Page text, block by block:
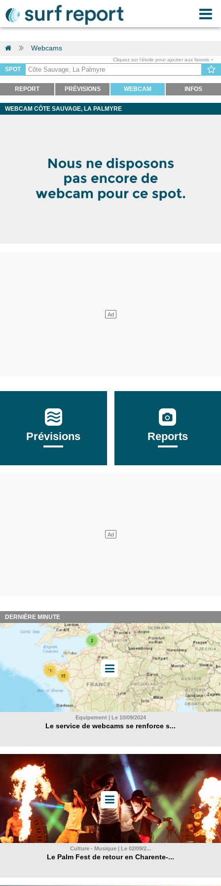
Webcams
Cliquez sur l'étoile pour ajouter aux favoris
SPOT
REPORT PRÉVISIONS WEBCAM INFOS
WEBCAM CÔTE SAUVAGE, LA PALMYRE
Prévisions Reports
DERNIÈRE MINUTE
Equipement | Le 10/09/2024
Le service de webcams se renforce s...
Culture - Musique | Le 02/09/2...
Le Palm Fest de retour en Charente-...